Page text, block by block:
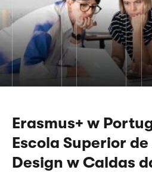
Erasmus+ w
Escola Superior
Design w Caldas